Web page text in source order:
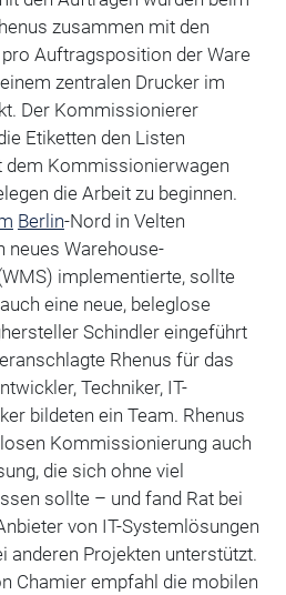
zusammen mit den
Auftragsposition der Ware
zentralen Drucker im
Der Kommissionierer
Etiketten den Listen
dem Kommissionierwagen
die Arbeit zu beginnen.
Berlin-Nord in Velten
neues Warehouse-
implementierte, sollte
eine neue, beleglose
Schindler eingeführt
Rhenus für das
Techniker, IT-
bildeten ein Team. Rhenus
Kommissionierung auch
die sich ohne viel
sollte – und fand Rat bei
von IT-Systemlösungen
anderen Projekten unterstützt.
Chamier empfahl die mobilen